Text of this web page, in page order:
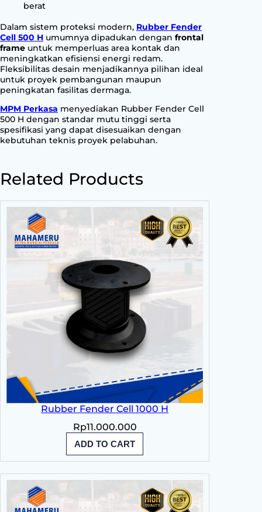
berat
Dalam sistem proteksi modern, Rubber Fender
Cell 500 H umumnya dipadukan dengan frontal
frame untuk memperluas area kontak dan
meningkatkan efisiensi energi redam.
Fleksibilitas desain menjadikannya pilihan ideal
untuk proyek pembangunan maupun
peningkatan fasilitas dermaga.
MPM Perkasa menyediakan Rubber Fender Cell
500 H dengan standar mutu tinggi serta
spesifikasi yang dapat disesuaikan dengan
kebutuhan teknis proyek pelabuhan.
Related Products
Rubber Fender Cell 1000 H
Rp11.000.000
ADD TO CART